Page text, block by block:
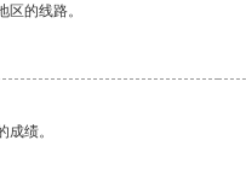
的线路。
绩。